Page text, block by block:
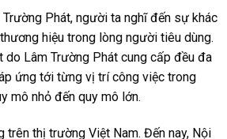
Phát, người ta nghĩ đến sự khác
hiệu trong lòng người tiêu dùng.
do Lâm Trường Phát cung cấp đều đa
ứng tới từng vị trí công việc trong
mô nhỏ đến quy mô lớn.
trên thị trường Việt Nam. Đến nay, Nội